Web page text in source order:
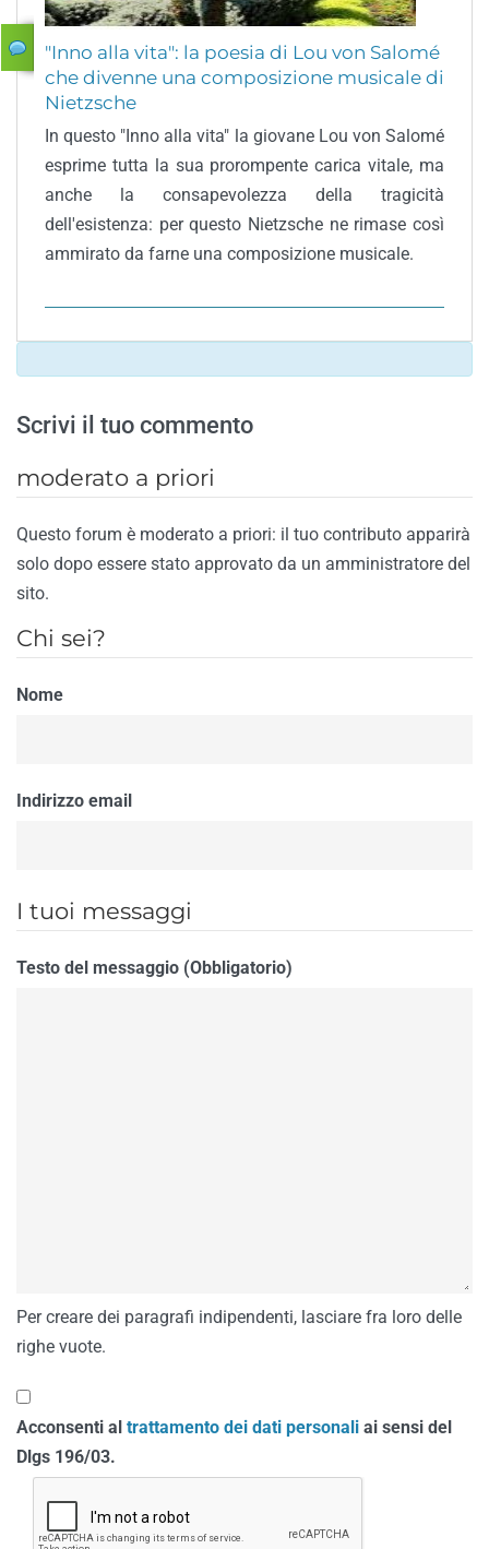
"Inno alla vita": la poesia di Lou von Salomé
che divenne una composizione musicale di
Nietzsche
In questo "Inno alla vita" la giovane Lou von Salomé
esprime tutta la sua prorompente carica vitale, ma
anche la consapevolezza della tragicità
dell'esistenza: per questo Nietzsche ne rimase così
ammirato da farne una composizione musicale.
Scrivi il tuo commento
moderato a priori
Questo forum è moderato a priori: il tuo contributo apparirà
solo dopo essere stato approvato da un amministratore del
sito.
Chi sei?
Nome
Indirizzo email
I tuoi messaggi
Testo del messaggio (Obbligatorio)
Per creare dei paragrafi indipendenti, lasciare fra loro delle
righe vuote.
Acconsenti al trattamento dei dati personali ai sensi del
Dlgs 196/03.